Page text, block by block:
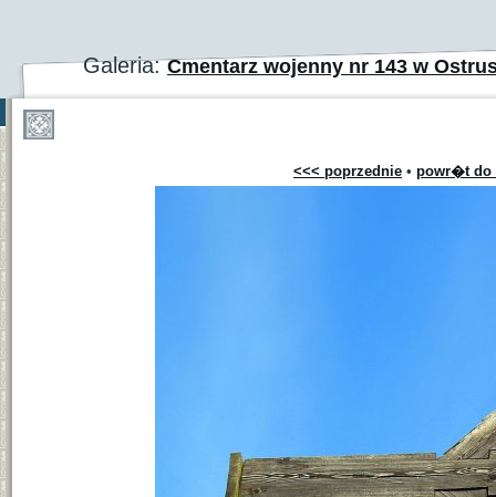
Galeria:Cmentarz wojenny nr 143 w
<<< poprzednie • powr�t do